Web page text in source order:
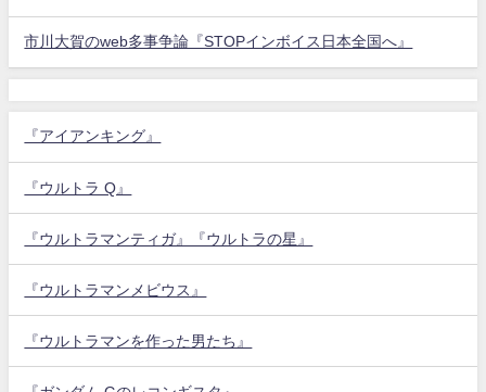
市川大賀のweb多事争論『STOPインボイス日本全国へ』
『アイアンキング』
『ウルトラ Q』
『ウルトラマンティガ』『ウルトラの星』
『ウルトラマンメビウス』
『ウルトラマンを作った男たち』